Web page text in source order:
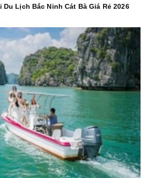
Lịch Bắc Ninh Cát Bà Giá Rẻ 2026